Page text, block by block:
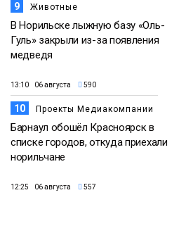
9 Животные
В Норильске лыжную базу «Оль-
Гуль» закрыли из-за появления
медведя
13:10 06 августа 590
10 Проекты Медиакомпании
Барнаул обошёл Красноярск в
списке городов, откуда приехали
норильчане
12:25 06 августа 557